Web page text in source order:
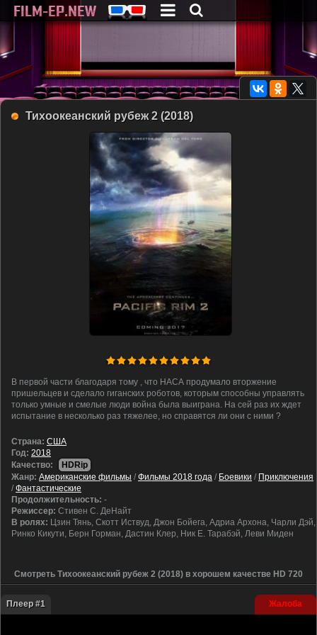
Тихоокеанский рубеж 2 (2018)
В первой части благодаря тому , что НАСА продумало вторжение
пришельцев и сделало гиганских роботов, которым способны управлять
только умные и смелые люди война была выиграна. На сей раз их ждет
испытание в несколько раз тяжелее, но справятся ли они с ними ?
Cтрана: США
Год: 2018
Качество:
HDRip
Жанр: Американские фильмы / Фильмы 2018 года / Боевики / Приключения
/ Фантастические
Продолжительность: -
Режиссер: Стивен С. ДеНайт
В ролях: Цзин Тянь, Скотт Иствуд, Джон Бойега, Адриа Архона, Чарли Дэй,
Ринко Кикути, Берн Горман, Дастин Клер, Ник Е. Тарабэй, Леви Миден
Смотреть Тихоокеанский рубеж 2 (2018) в хорошем качестве HD 720
Плеер #1 Жалоба